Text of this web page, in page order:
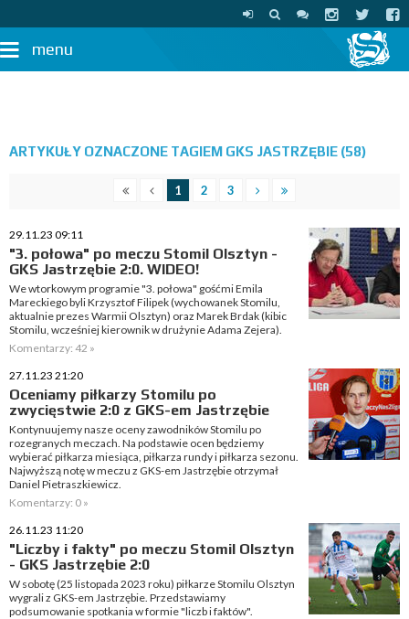
menu
ARTYKUŁY OZNACZONE TAGIEM GKS JASTRZĘBIE (58)
1 2 3
29.11.23 09:11
"3. połowa" po meczu Stomil Olsztyn -
GKS Jastrzębie 2:0. WIDEO!
We wtorkowym programie "3. połowa" gośćmi Emila
Mareckiego byli Krzysztof Filipek (wychowanek Stomilu,
aktualnie prezes Warmii Olsztyn) oraz Marek Brdak (kibic
Stomilu, wcześniej kierownik w drużynie Adama Zejera).
Komentarzy: 42 »
27.11.23 21:20
Oceniamy piłkarzy Stomilu po
zwycięstwie 2:0 z GKS-em Jastrzębie
Kontynuujemy nasze oceny zawodników Stomilu po
rozegranych meczach. Na podstawie ocen będziemy
wybierać piłkarza miesiąca, piłkarza rundy i piłkarza sezonu.
Najwyższą notę w meczu z GKS-em Jastrzębie otrzymał
Daniel Pietraszkiewicz.
Komentarzy: 0 »
26.11.23 11:20
"Liczby i fakty" po meczu Stomil Olsztyn
- GKS Jastrzębie 2:0
W sobotę (25 listopada 2023 roku) piłkarze Stomilu Olsztyn
wygrali z GKS-em Jastrzębie. Przedstawiamy
podsumowanie spotkania w formie "liczb i faktów".